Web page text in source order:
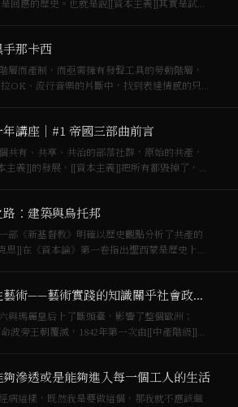
回應的歷史。也就是說[[資本主義]]其實是試圖
那卡西
層而產制，而亟需擁有發聲工具的勞動階層，
OK、流行音樂的片斷中，找到表達情感的只字
言，唱出自己…
講座｜#1 帝國三部曲前言
共有、共享、共治的部落社群，原始的共產，
主義]]的發展，[[資本主義]]把所有都毀掉了，所
：建築與烏托邦
部《新基督教》明確以歷史觀點分析了共產的
思]]在《資本論》第一卷指出聖西蒙是歷史上第
最…
邁向社會性藝術——藝術實踐的知識關乎社會政治過程的知識
與瑪麗皇后上了斷頭臺，影響了整個歐洲；
波旁王朝覆滅，1842年第一次由[[中產階級]]與
滲透或是能夠進入每一個工人的生活
病這樣，既然我是要做這個，那我就不應該繼